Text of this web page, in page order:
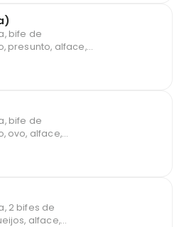
bife de
presunto, alface,
bife de
ovo, alface,
2 bifes de
alface,